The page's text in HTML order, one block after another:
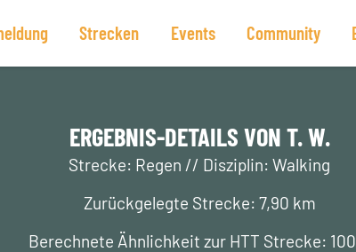
Strecken Events Community
ERGEBNIS-DETAILS VON T. W.
Strecke: Regen // Disziplin: Walking
Zurückgelegte Strecke: 7,90 km
Berechnete Ähnlichkeit zur HTT Strecke: